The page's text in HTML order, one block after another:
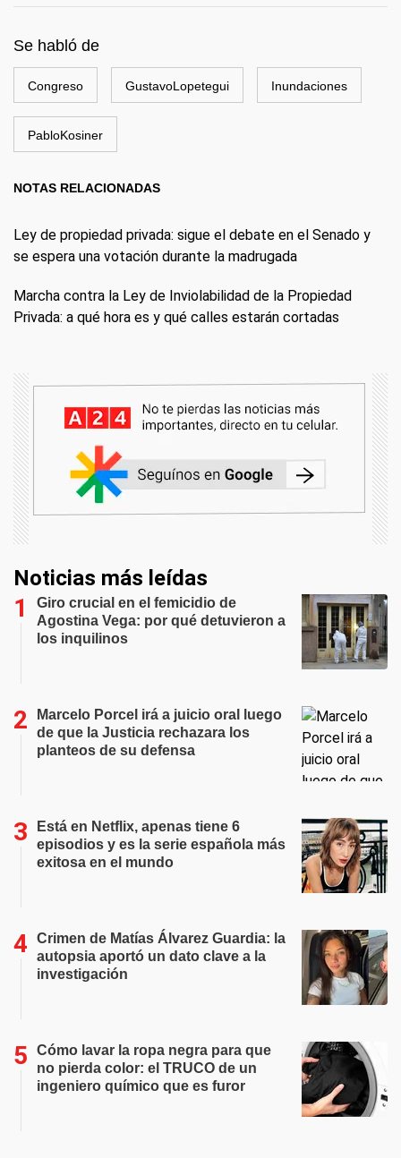
Se habló de
Congreso GustavoLopetegui Inundaciones
PabloKosiner
NOTAS RELACIONADAS
Ley de propiedad privada: sigue el debate en el Senado y
se espera una votación durante la madrugada
Marcha contra la Ley de Inviolabilidad de la Propiedad
Privada: a qué hora es y qué calles estarán cortadas
Noticias más leídas
Giro crucial en el femicidio de
Agostina Vega: por qué detuvieron a
los inquilinos
Marcelo Porcel irá a juicio oral luego
de que la Justicia rechazara los
planteos de su defensa
Está en Netflix, apenas tiene 6
episodios y es la serie española más
exitosa en el mundo
Crimen de Matías Álvarez Guardia: la
autopsia aportó un dato clave a la
investigación
Cómo lavar la ropa negra para que
no pierda color: el TRUCO de un
ingeniero químico que es furor